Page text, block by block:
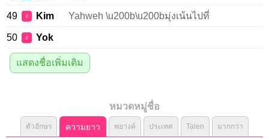
49 ♀ Kim Yahweh \u200b\u200bมุ่งเน้นไปที่
50 ♀ Yok
แสดงชื่อเพิ่มเติม
หมวดหมู่ชื่อ
ตัวอักษร ความยาว พยางค์ ประเทศ Talen มากกว่า